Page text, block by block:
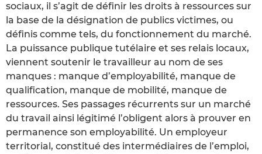
sociaux, il s’agit de définir les droits à ressources sur
la base de la désignation de publics victimes, ou
définis comme tels, du fonctionnement du marché.
La puissance publique tutélaire et ses relais locaux,
viennent soutenir le travailleur au nom de ses
manques : manque d’employabilité, manque de
qualification, manque de mobilité, manque de
ressources. Ses passages récurrents sur un marché
du travail ainsi légitimé l’obligent alors à prouver en
permanence son employabilité. Un employeur
territorial, constitué des intermédiaires de l’emploi,